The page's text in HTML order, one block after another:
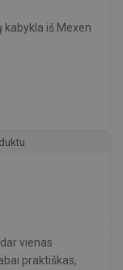
iš Mexen
vienas
praktiškas,